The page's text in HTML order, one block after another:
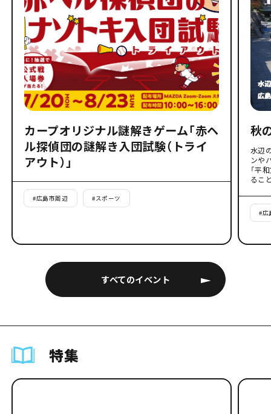
すべてのイベント
カープオリジナル謎解きゲーム「赤ヘ
ル探偵団の謎解き入団試験（トライ
アウト）」
#広島市周辺 #スポーツ
秋
水辺
ンや
「平
るこ
#広
特集